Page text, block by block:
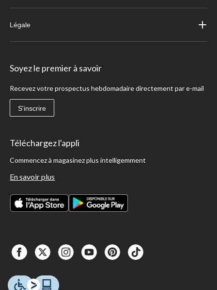
Légale
Soyez le premier à savoir
Recevez votre prospectus hebdomadaire directement par e-mail
S'inscrire
Téléchargez l'appli
Commencez à magasinez plus intelligemment
En savoir plus